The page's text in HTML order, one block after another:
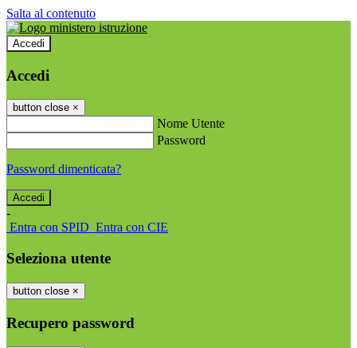
Salta al contenuto
Accedi
Accedi
button close ×
Nome Utente
Password
Password dimenticata?
-
Entra con SPID Entra con CIE
Seleziona utente
button close ×
Recupero password